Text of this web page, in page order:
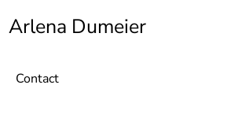
Informationen zur
Arlena Dumeier
Contact